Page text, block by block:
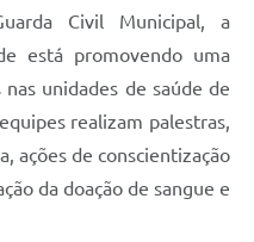
Civil Municipal, a
está promovendo uma
unidades de saúde de
realizam palestras,
ações de conscientização
da doação de sangue e